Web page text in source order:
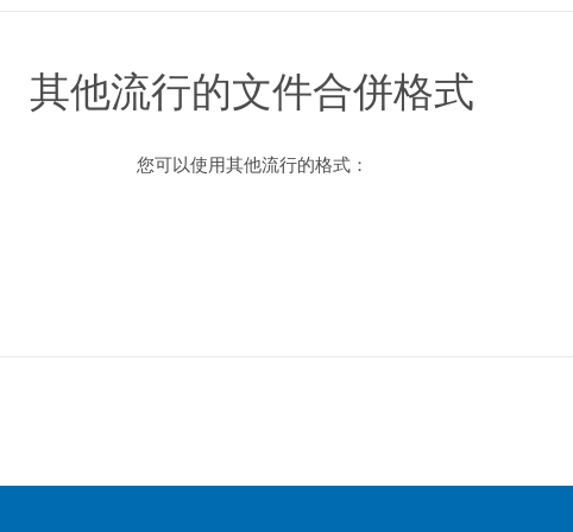
其他流行的文件合併格式
您可以使用其他流行的格式：